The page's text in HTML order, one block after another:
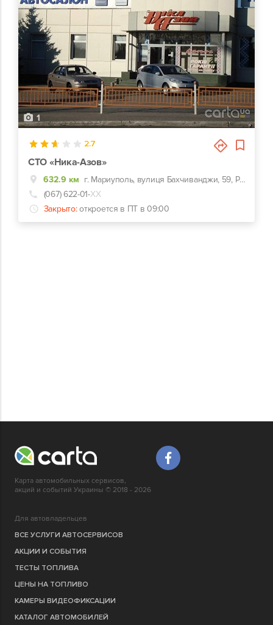
1
2.7
СТО «Ника-Азов»
632.9 км
г. Мариуполь, вулиця Бахчиванджи, 59, Рядом с СЭС
(067) 622-01-ХХ
Закрыто: откроется в ПТ в 09:00
Карта автомобильных сервисов,
акций и событий Украины © 2018 - 2026
Для автовладельцев
ВСЕ УСЛУГИ АВТОСЕРВИСОВ
АКЦИИ И СОБЫТИЯ
ТЕСТЫ ТОПЛИВА
ЦЕНЫ НА ТОПЛИВО
КАМЕРЫ ВИДЕОФИКСАЦИИ
КАТАЛОГ АВТОМОБИЛЕЙ